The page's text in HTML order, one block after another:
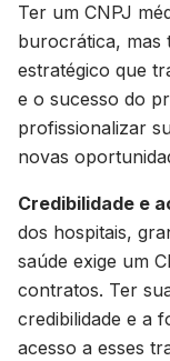
Ter um CNPJ
burocrática, mas
estratégico que
e o sucesso do
profissionalizar
novas
Credibilidade e
dos hospitais,
saúde exige um
contratos. Ter
credibilidade e a
acesso a esses